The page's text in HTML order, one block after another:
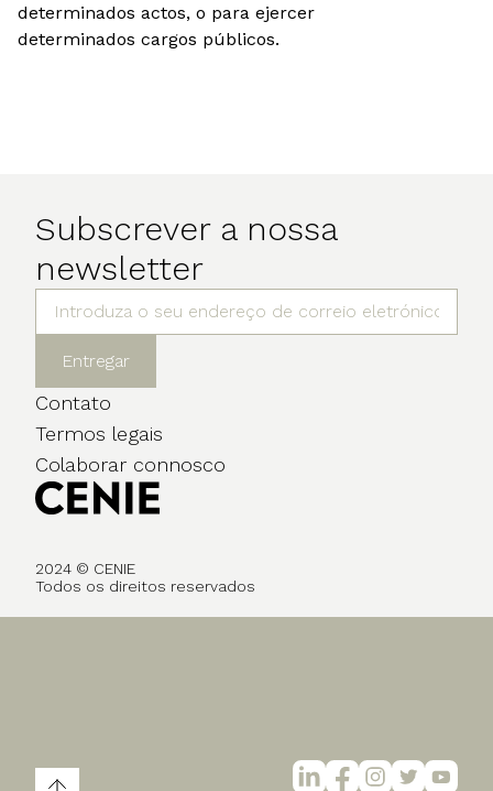
determinados actos, o para ejercer
determinados cargos públicos.
Subscrever a nossa
newsletter
Entregar
Contato
Termos legais
Colaborar connosco
2024 © CENIE
Todos os direitos reservados